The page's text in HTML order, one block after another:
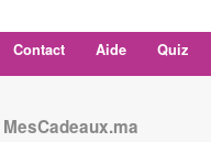
Contact Aide Quiz
MesCadeaux.ma